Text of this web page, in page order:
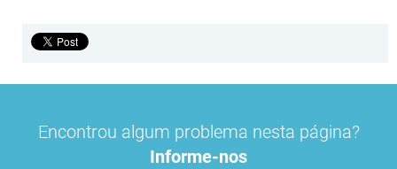
Encontrou algum problema nesta página?
Informe-nos